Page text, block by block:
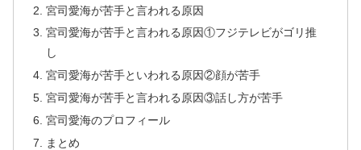
宮司愛海が苦手と言われる原因
宮司愛海が苦手と言われる原因①フジテレビがゴリ推
し
宮司愛海が苦手といわれる原因②顔が苦手
宮司愛海が苦手と言われる原因③話し方が苦手
宮司愛海のプロフィール
まとめ